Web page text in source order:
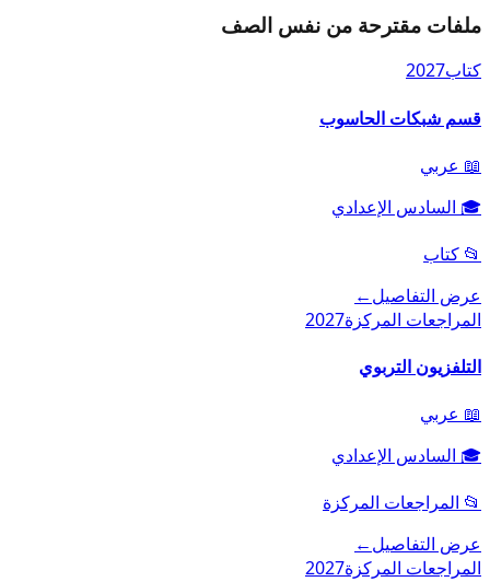
ملفات مقترحة من نفس الصف
كتاب2027
قسم شبكات الحاسوب
📖 عربي
🎓 السادس الإعدادي
📂 كتاب
عرض التفاصيل←
المراجعات المركزة2027
التلفزيون التربوي
📖 عربي
🎓 السادس الإعدادي
📂 المراجعات المركزة
عرض التفاصيل←
المراجعات المركزة2027